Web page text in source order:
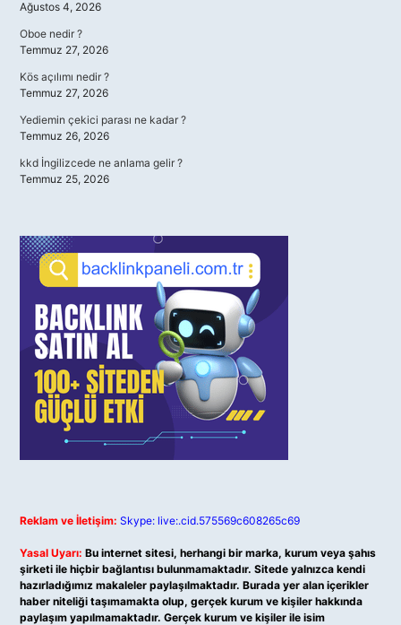
Ağustos 4, 2026
Oboe nedir ?
Temmuz 27, 2026
Kös açılımı nedir ?
Temmuz 27, 2026
Yediemin çekici parası ne kadar ?
Temmuz 26, 2026
kkd İngilizcede ne anlama gelir ?
Temmuz 25, 2026
Reklam ve İletişim: Skype: live:.cid.575569c608265c69
Yasal Uyarı: Bu internet sitesi, herhangi bir marka, kurum veya şahıs
şirketi ile hiçbir bağlantısı bulunmamaktadır. Sitede yalnızca kendi
hazırladığımız makaleler paylaşılmaktadır. Burada yer alan içerikler
haber niteliği taşımamakta olup, gerçek kurum ve kişiler hakkında
paylaşım yapılmamaktadır. Gerçek kurum ve kişiler ile isim